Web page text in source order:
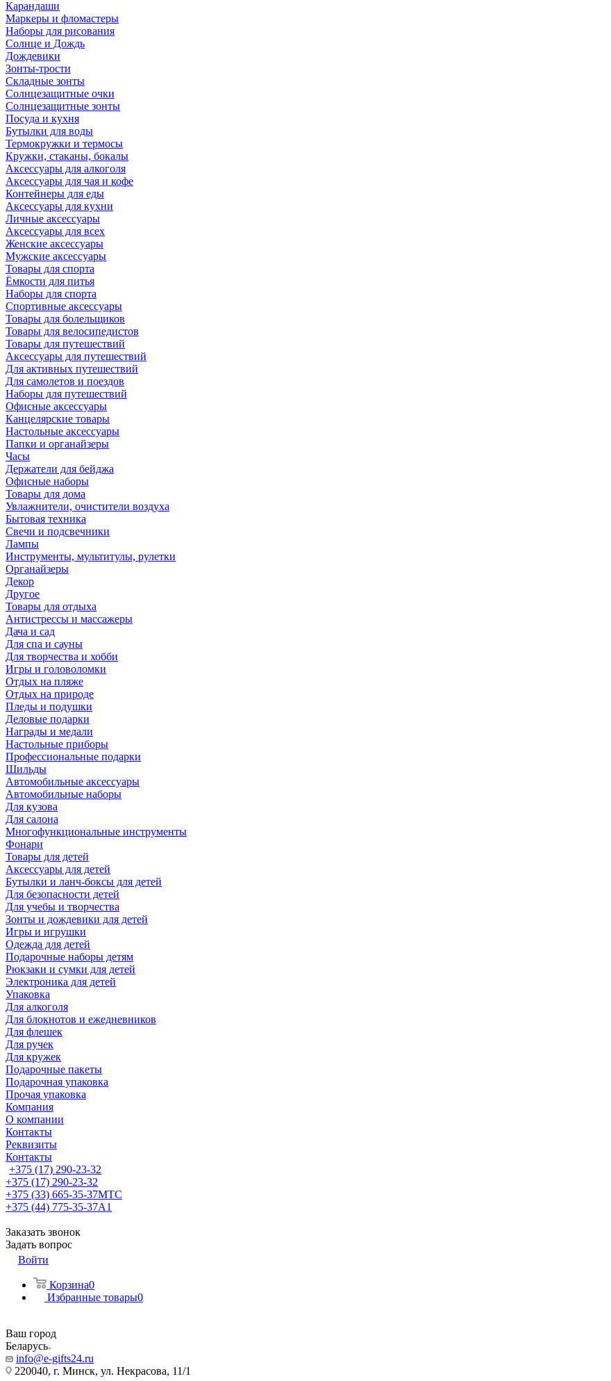
Карандаши
Маркеры и фломастеры
Наборы для рисования
Солнце и Дождь
Дождевики
Зонты-трости
Складные зонты
Солнцезащитные очки
Солнцезащитные зонты
Посуда и кухня
Бутылки для воды
Термокружки и термосы
Кружки, стаканы, бокалы
Аксессуары для алкоголя
Аксессуары для чая и кофе
Контейнеры для еды
Аксессуары для кухни
Личные аксессуары
Аксессуары для всех
Женские аксессуары
Мужские аксессуары
Товары для спорта
Ёмкости для питья
Наборы для спорта
Спортивные аксессуары
Товары для болельщиков
Товары для велосипедистов
Товары для путешествий
Аксессуары для путешествий
Для активных путешествий
Для самолетов и поездов
Наборы для путешествий
Офисные аксессуары
Канцелярские товары
Настольные аксессуары
Папки и органайзеры
Часы
Держатели для бейджа
Офисные наборы
Товары для дома
Увлажнители, очистители воздуха
Бытовая техника
Свечи и подсвечники
Лампы
Инструменты, мультитулы, рулетки
Органайзеры
Декор
Другое
Товары для отдыха
Антистрессы и массажеры
Дача и сад
Для спа и сауны
Для творчества и хобби
Игры и головоломки
Отдых на пляже
Отдых на природе
Пледы и подушки
Деловые подарки
Награды и медали
Настольные приборы
Профессиональные подарки
Шильды
Автомобильные аксессуары
Автомобильные наборы
Для кузова
Для салона
Многофункциональные инструменты
Фонари
Товары для детей
Аксессуары для детей
Бутылки и ланч-боксы для детей
Для безопасности детей
Для учебы и творчества
Зонты и дождевики для детей
Игры и игрушки
Одежда для детей
Подарочные наборы детям
Рюкзаки и сумки для детей
Электроника для детей
Упаковка
Для алкоголя
Для блокнотов и ежедневников
Для флешек
Для ручек
Для кружек
Подарочные пакеты
Подарочная упаковка
Прочая упаковка
Компания
О компании
Контакты
Реквизиты
Контакты
+375 (17) 290-23-32
+375 (17) 290-23-32
+375 (33) 665-35-37МТС
+375 (44) 775-35-37А1
Заказать звонок
Задать вопрос
Войти
Корзина0
Избранные товары0
Ваш город
Беларусь
info@e-gifts24.ru
220040, г. Минск, ул. Некрасова, 11/1